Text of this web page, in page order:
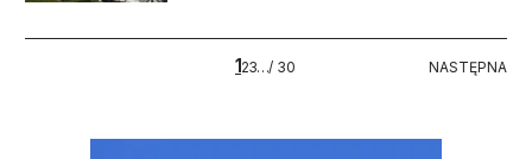
123…/ 30
30 NASTĘPNA
NASTĘPNA